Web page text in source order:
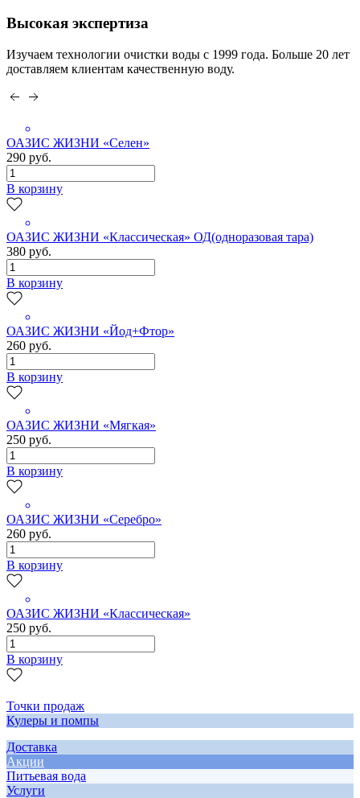
Высокая экспертиза
Изучаем технологии очистки воды с 1999 года. Больше 20 лет
доставляем клиентам качественную воду.
ОАЗИС ЖИЗНИ «Селен»
290 руб.
В корзину
ОАЗИС ЖИЗНИ «Классическая» ОД(одноразовая тара)
380 руб.
В корзину
ОАЗИС ЖИЗНИ «Йод+Фтор»
260 руб.
В корзину
ОАЗИС ЖИЗНИ «Мягкая»
250 руб.
В корзину
ОАЗИС ЖИЗНИ «Серебро»
260 руб.
В корзину
ОАЗИС ЖИЗНИ «Классическая»
250 руб.
В корзину
Точки продаж
Кулеры и помпы
Доставка
Акции
Питьевая вода
Услуги